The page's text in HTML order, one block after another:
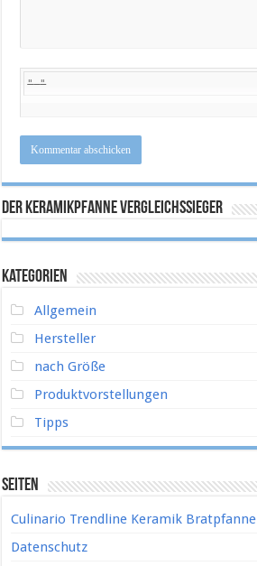
Der Keramikpfanne Vergleichssieger
Kategorien
Allgemein
Hersteller
nach Größe
Produktvorstellungen
Tipps
Seiten
Culinario Trendline Keramik Bratpfanne
Datenschutz